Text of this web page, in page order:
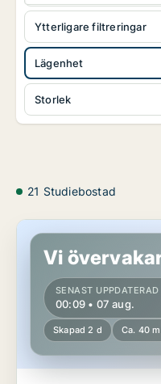
Lägenhet
Storlek
Ytterligare filtreringar
21 Studiebostad
Lägenhet i Lidköping
Vi
SENAST UPPDATERAD
00:09 • 07 aug.
Skapad 2 d Ca. 40